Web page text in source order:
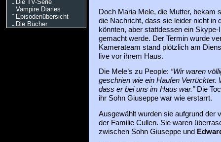
Die TV-Serie
Vampire Diaries
Episodenübersicht
Die Bücher
Doch Maria Mele, die Mutter, bekam
die Nachricht, dass sie leider nicht in
könnten, aber stattdessen ein
gemacht werde. Der Termin wurde
Kamerateam stand plötzlich am
live vor ihrem Haus.
Die Mele’s zu People: “Wir waren
geschrien wie ein Haufen Verrückter.
dass er bei uns im Haus war.”Die
ihr Sohn Giuseppe war wie erstarrt.
Ausgewählt wurden sie aufgrund der
der Familie Cullen. Sie waren
zwischen Sohn Giuseppe und